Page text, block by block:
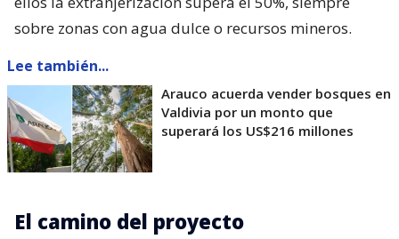
sobre zonas con agua dulce o recursos mineros.
Lee también...
Arauco acuerda vender bosques en
Valdivia por un monto que
superará los US$216 millones
El camino del proyecto